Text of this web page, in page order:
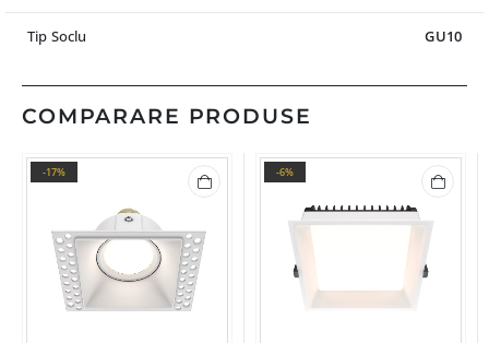
Tip Soclu GU10
COMPARARE PRODUSE
-17% -6%